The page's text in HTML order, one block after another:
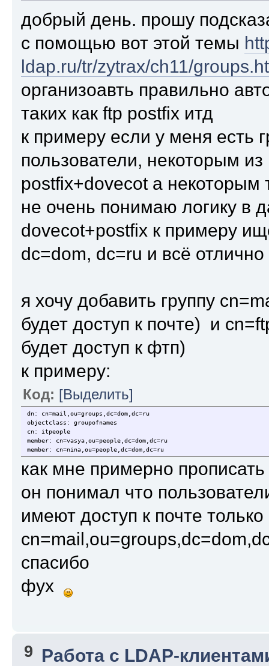
добрый день. прошу
с помощью вот этой темы
ldap.ru/tr/zytrax/ch11/
организоавть правильно
таких как ftp postfix итд
к примеру если у меня есть
пользователи, некоторым
postfix+dovecot а некоторым
не очень понимаю логику в
dovecot+postfix к примеру
dc=dom, dc=ru и всё отлично
я хочу добавить группу
будет доступ к почте) и
будет доступ к фтп)
к примеру:
Код: [Выделить]
dn: cn=mail,ou=groups,dc=dom,dc=ru
objectclass: groupofnames
cn: itpeople
member: cn=vasya,ou=people,dc=dom,dc=ru
member: cn=nina,ou=people,dc=dom,dc=ru
как мне примерно
он понимал что
имеют доступ к почте
спасибо
фух
9 Работа с LDAP-